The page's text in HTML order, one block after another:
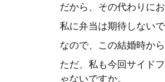
だから、その代わりに
私に弁当は期待しない
なので、この結婚時か
ただ、私も今回サイド
ゃないですか。